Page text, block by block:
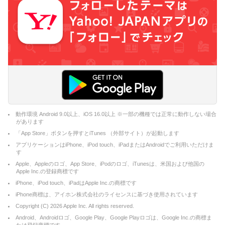
動作環境 Android 9.0以上、iOS 16.0以上 ※一部の機種では正常に動作しない場合
があります
「App Store」ボタンを押すとiTunes （外部サイト）が起動します
アプリケーションはiPhone、iPod touch、iPadまたはAndroidでご利用いただけま
す
Apple、Appleのロゴ、App Store、iPodのロゴ、iTunesは、米国および他国の
Apple Inc.の登録商標です
iPhone、iPod touch、iPadはApple Inc.の商標です
iPhone商標は、アイホン株式会社のライセンスに基づき使用されています
Copyright (C) 2026Apple Inc. All rights reserved.
Android、Androidロゴ、Google Play、Google Playロゴは、Google Inc.の商標ま